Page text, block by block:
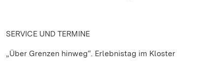
SERVICE UND TERMINE
„Über Grenzen hinweg“. Erlebnistag im Kloster